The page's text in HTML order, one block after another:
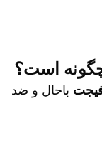
است؟
باحال و ضد